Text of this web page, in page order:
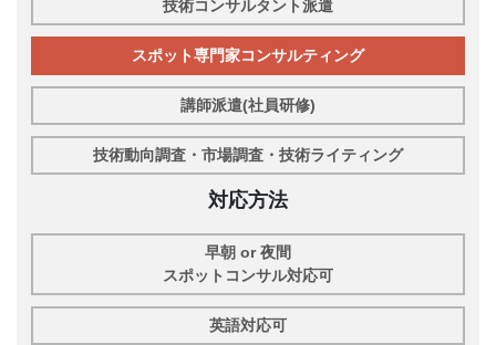
技術コンサルタント派遣
スポット専門家コンサルティング
講師派遣(社員研修)
技術動向調査・市場調査・技術ライティング
対応方法
早朝 or 夜間
スポットコンサル対応可
英語対応可